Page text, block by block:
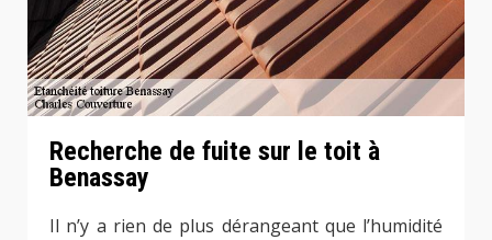
Recherche de fuite sur le toit à
Benassay
Il n’y a rien de plus dérangeant que l’humidité